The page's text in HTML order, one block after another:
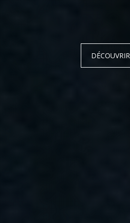
DÉCOUVRIR